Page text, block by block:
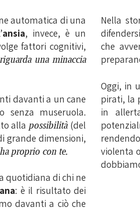
KAIROS
automatica di una
ansia, invece, è un
fattori cognitivi,
riguarda una minaccia
davanti a un cane
senza museruola.
alla possibilità (del
grande dimensioni,
proprio con te.
quotidiana di chi ne
: è il risultato dei
davanti a ciò che
Nella
che
Oggi, in
pirati, la
in
violenta